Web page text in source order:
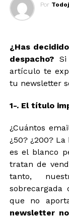
Por
¿Has
despacho?Si
artículo te
tu newsletter
1-. El título
¿Cuántos
¿50? ¿200?
es el blanco
tratan de
tanto,
que no
newsletter